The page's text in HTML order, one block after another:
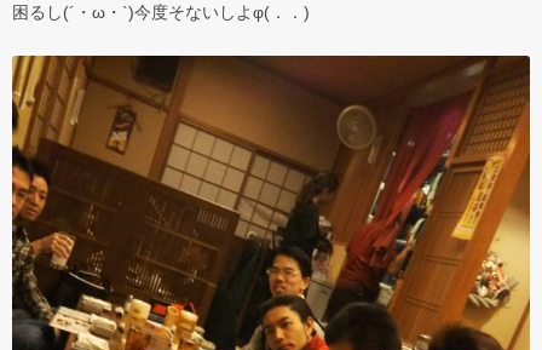
困るし(´・ω・`)今度そないしよφ(．．)